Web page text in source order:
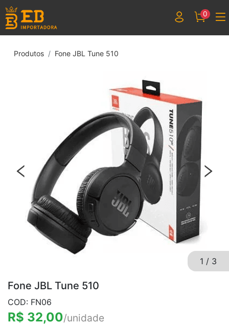
0
Produtos Fone JBL Tune 510
1 / 3
Fone JBL Tune 510
COD: FN06
R$ 32,00/unidade